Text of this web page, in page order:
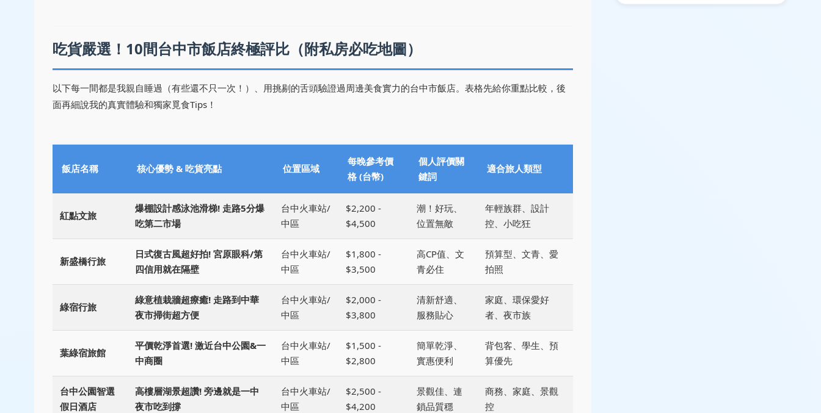
吃貨嚴選！10間台中市飯店終極評比（附私房必吃地圖）
以下每一間都是我親自睡過（有些還不只一次！）、用挑剔的舌頭驗證過周邊美食實力的台中市飯店。表格先給你重點比較，後
面再細說我的真實體驗和獨家覓食Tips！
飯店名稱 核心優勢 & 吃貨亮點 ️ 位置區域
每晚參考價
格 (台幣)
個人評價關
鍵詞
適合旅人類型
紅點文旅
爆棚設計感泳池滑梯! 走路5分爆
吃第二市場
台中火車站/
中區
$2,200 -
$4,500
潮！好玩、
位置無敵
年輕族群、設計
控、小吃狂
新盛橋行旅
日式復古風超好拍! 宮原眼科/第
四信用就在隔壁
台中火車站/
中區
$1,800 -
$3,500
高CP值、文
青必住
預算型、文青、愛
拍照
綠宿行旅
綠意植栽牆超療癒! 走路到中華
夜市掃街超方便
台中火車站/
中區
$2,000 -
$3,800
清新舒適、
服務貼心
家庭、環保愛好
者、夜市族
葉綠宿旅館
平價乾淨首選! 激近台中公園&一
中商圈
台中火車站/
中區
$1,500 -
$2,800
簡單乾淨、
實惠便利
背包客、學生、預
算優先
台中公園智選
假日酒店
高樓層湖景超讚! 旁邊就是一中
夜市吃到撐
台中火車站/
中區
$2,500 -
$4,200
景觀佳、連
鎖品質穩
商務、家庭、景觀
控